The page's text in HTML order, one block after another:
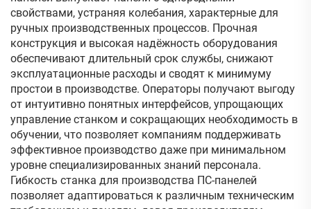
свойствами, устраняя колебания, характерные для
ручных производственных процессов. Прочная
конструкция и высокая надёжность оборудования
обеспечивают длительный срок службы, снижают
эксплуатационные расходы и сводят к минимуму
простои в производстве. Операторы получают выгоду
от интуитивно понятных интерфейсов, упрощающих
управление станком и сокращающих необходимость в
обучении, что позволяет компаниям поддерживать
эффективное производство даже при минимальном
уровне специализированных знаний персонала.
Гибкость станка для производства ПС-панелей
позволяет адаптироваться к различным техническим